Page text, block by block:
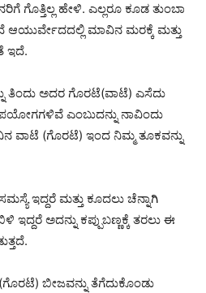
ಗೊತ್ತಿಲ್ಲ ಹೇಳಿ. ಎಲ್ಲರೂ ಕೂಡ ತುಂಬಾ
ಆಯುರ್ವೇದದಲ್ಲಿ ಮಾವಿನ ಮರಕ್ಕೆ ಮತ್ತು
ಇದೆ.
ತಿಂದು ಅದರ ಗೊರಟೆ(ವಾಟೆ) ಎಸೆದು
ಎಂಬುದನ್ನು ನಾವಿಂದು‌
ವಾಟೆ (ಗೊರಟೆ) ಇಂದ ನಿಮ್ಮ ತೂಕವನ್ನು
ಇದ್ದರೆ ಮತ್ತು ಕೂದಲು ಚೆನ್ನಾಗಿ
ಇದ್ದರೆ ಅದನ್ನು ಕಪ್ಪುಬಣ್ಣಕ್ಕೆ ತರಲು ಈ
ಬೀಜವನ್ನು ತೆಗೆದುಕೊಂಡು